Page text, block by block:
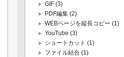
GIF (3)
PDF編集 (2)
WEBページを縦長コピー (1)
YouTube (3)
ショートカット (1)
ファイル結合 (1)